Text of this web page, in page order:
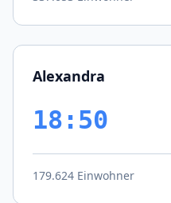
Alexandra
18:50
179.624 Einwohner